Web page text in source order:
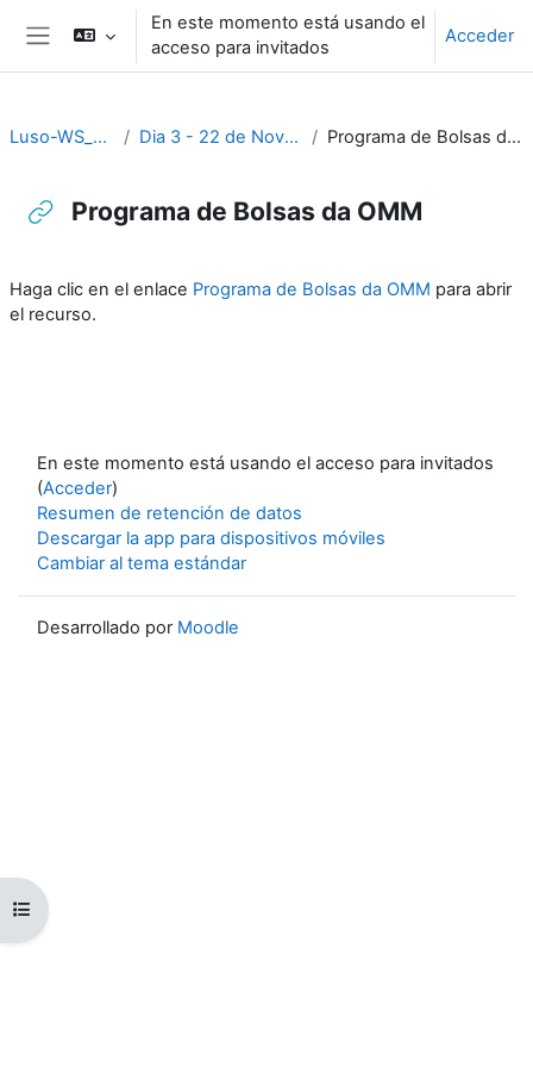
Salta al contenido principal
Panel lateral
En este momento está usando el
acceso para invitados
Acceder
Abrir índice del curso
Luso-WS_2023 Dia 3 - 22 de Novembro Programa de Bolsas da OMM
Programa de Bolsas da OMM
Haga clic en el enlace Programa de Bolsas da OMM para abrir
el recurso.
En este momento está usando el acceso para invitados
(Acceder)
Resumen de retención de datos
Descargar la app para dispositivos móviles
Cambiar al tema estándar
Desarrollado por Moodle